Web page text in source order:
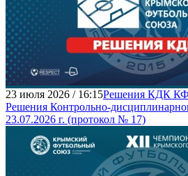
23 июля 2026 / 16:15Решения КДК
Решения Контрольно-
23.07.2026 г. (протокол № 17)